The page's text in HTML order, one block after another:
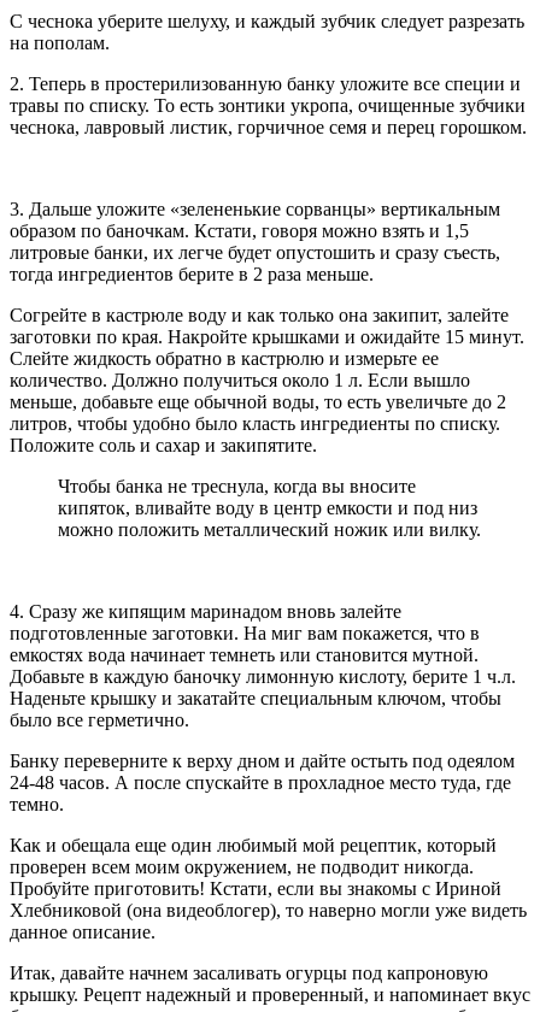
С чеснока уберите шелуху, и каждый зубчик следует разрезать
на пополам.
2. Теперь в простерилизованную банку уложите все специи и
травы по списку. То есть зонтики укропа, очищенные зубчики
чеснока, лавровый листик, горчичное семя и перец горошком.
3. Дальше уложите «зелененькие сорванцы» вертикальным
образом по баночкам. Кстати, говоря можно взять и 1,5
литровые банки, их легче будет опустошить и сразу съесть,
тогда ингредиентов берите в 2 раза меньше.
Согрейте в кастрюле воду и как только она закипит, залейте
заготовки по края. Накройте крышками и ожидайте 15 минут.
Слейте жидкость обратно в кастрюлю и измерьте ее
количество. Должно получиться около 1 л. Если вышло
меньше, добавьте еще обычной воды, то есть увеличьте до 2
литров, чтобы удобно было класть ингредиенты по списку.
Положите соль и сахар и закипятите.
Чтобы банка не треснула, когда вы вносите
кипяток, вливайте воду в центр емкости и под низ
можно положить металлический ножик или вилку.
4. Сразу же кипящим маринадом вновь залейте
подготовленные заготовки. На миг вам покажется, что в
емкостях вода начинает темнеть или становится мутной.
Добавьте в каждую баночку лимонную кислоту, берите 1 ч.л.
Наденьте крышку и закатайте специальным ключом, чтобы
было все герметично.
Банку переверните к верху дном и дайте остыть под одеялом
24-48 часов. А после спускайте в прохладное место туда, где
темно.
Как и обещала еще один любимый мой рецептик, который
проверен всем моим окружением, не подводит никогда.
Пробуйте приготовить! Кстати, если вы знакомы с Ириной
Хлебниковой (она видеоблогер), то наверно могли уже видеть
данное описание.
Итак, давайте начнем засаливать огурцы под капроновую
крышку. Рецепт надежный и проверенный, и напоминает вкус